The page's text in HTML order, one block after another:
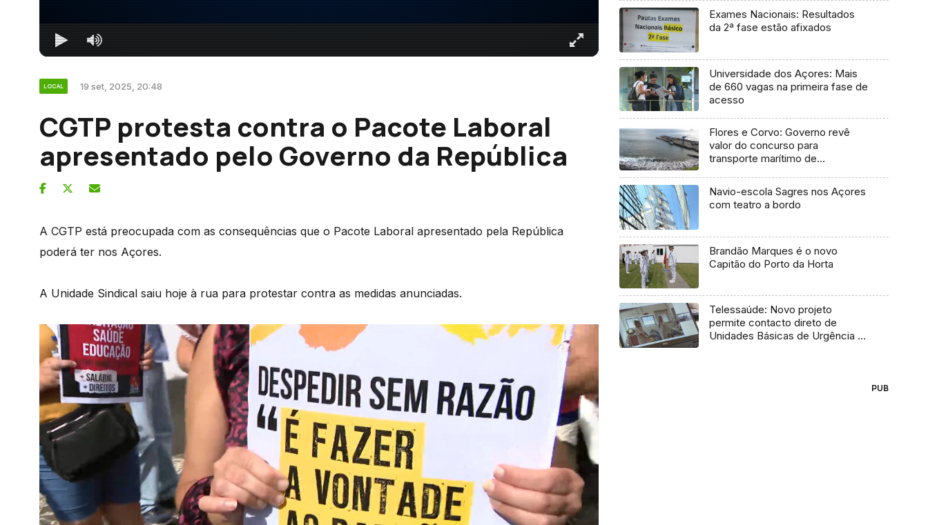
LOCAL 19 set, 2025, 20:48
CGTP protesta contra o Pacote Laboral
apresentado pelo Governo da República
A CGTP está preocupada com as consequências que o Pacote Laboral apresentado pela República
poderá ter nos Açores.
A Unidade Sindical saiu hoje à rua para protestar contra as medidas anunciadas.
Exames Nacionais: Resultados
da 2ª fase estão afixados
Universidade dos Açores: Mais
de 660 vagas na primeira fase de
acesso
Flores e Corvo: Governo revê
valor do concurso para
transporte marítimo de
Navio-escola Sagres nos Açores
com teatro a bordo
Brandão Marques é o novo
Capitão do Porto da Horta
Telessaúde: Novo projeto
permite contacto direto de
Unidades Básicas de Urgência e
PUB